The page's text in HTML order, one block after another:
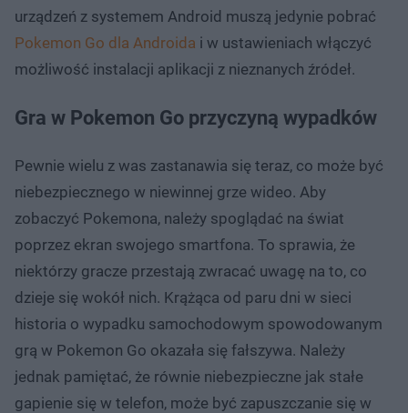
urządzeń z systemem Android muszą jedynie pobrać
Pokemon Go dla Androida i w ustawieniach włączyć
możliwość instalacji aplikacji z nieznanych źródeł.
Gra w Pokemon Go przyczyną wypadków
Pewnie wielu z was zastanawia się teraz, co może być
niebezpiecznego w niewinnej grze wideo. Aby
zobaczyć Pokemona, należy spoglądać na świat
poprzez ekran swojego smartfona. To sprawia, że
niektórzy gracze przestają zwracać uwagę na to, co
dzieje się wokół nich. Krążąca od paru dni w sieci
historia o wypadku samochodowym spowodowanym
grą w Pokemon Go okazała się fałszywa. Należy
jednak pamiętać, że równie niebezpieczne jak stałe
gapienie się w telefon, może być zapuszczanie się w